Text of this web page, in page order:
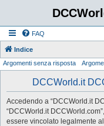
FAQ
Indice
Argomenti senza risposta
DCCWorld.it
Accedendo a “DCCWorld.it
“DCCWorld.it
essere vincolato legalmente